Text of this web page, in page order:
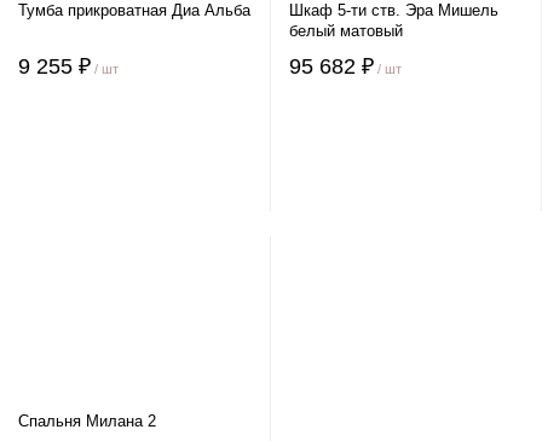
Тумба прикроватная Диа Альба
9 255 ₽ / шт
Шкаф 5-ти ств. Эра Мишель
белый матовый
95 682 ₽ / шт
Спальня Милана 2